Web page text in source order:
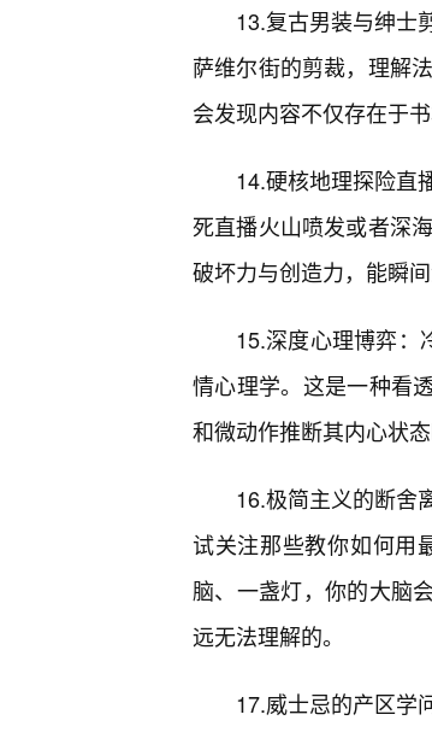
13.复古男装与绅士
萨维尔街的剪裁，理解
会发现内容不仅存在于
14.硬核地理探险直
死直播火山喷发或者深
破坏力与创造力，能瞬
15.深度心理博弈：
情心理学。这是一种看
和微动作推断其内心状
16.极简主义的断舍
试关注那些教你如何用
脑、一盏灯，你的大脑
远无法理解的。
17.威士忌的产区学